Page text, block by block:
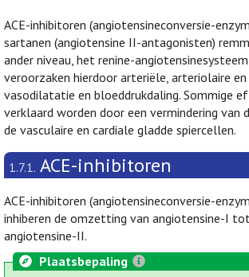
ACE-inhibitoren (angiotensineconversie-
sartanen (angiotensine II-antagonisten)
ander niveau, het renine-angiotensinesysteem
veroorzaken hierdoor arteriële, arteriolaire en
vasodilatatie en bloeddrukdaling. Sommige
verklaard worden door een vermindering van
de vasculaire en cardiale gladde spiercellen.
1.7.1. ACE-inhibitoren
ACE-inhibitoren (angiotensineconversie-
inhiberen de omzetting van angiotensine-I
angiotensine-II.
Plaatsbepaling